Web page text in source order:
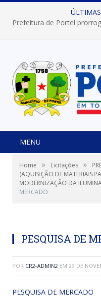
MENU
Home » Licitações »
(AQUISIÇÃO DE MATERIAIS
MODERNIZAÇÃO DA
MERCADO
PESQUISA DE
POR CR2-ADMIN2 EM 29 DE
PESQUISA DE MERCADO